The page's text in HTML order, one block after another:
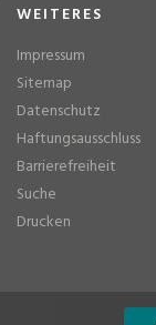
WEITERES
Impressum
Sitemap
Datenschutz
Haftungsausschluss
Barrierefreiheit
Suche
Drucken